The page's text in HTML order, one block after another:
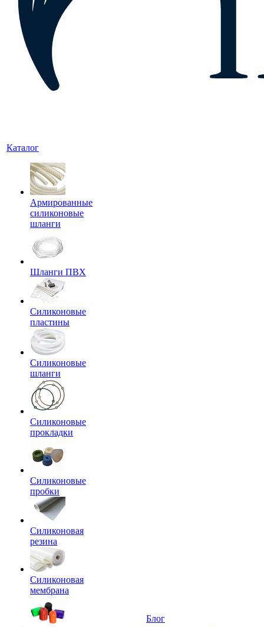
Каталог
Армированные
силиконовые
шланги
Шланги ПВХ
Силиконовые
пластины
Силиконовые
шланги
Силиконовые
прокладки
Силиконовые
пробки
Силиконовая
резина
Силиконовая
мембрана
Блог